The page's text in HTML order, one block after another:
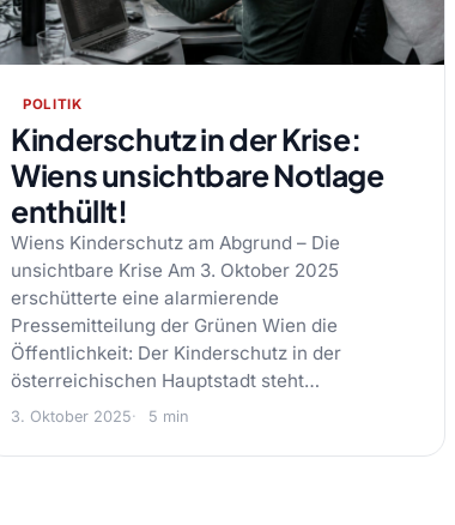
POLITIK
Kinderschutz in der Krise:
Wiens unsichtbare Notlage
enthüllt!
Wiens Kinderschutz am Abgrund – Die
unsichtbare Krise Am 3. Oktober 2025
erschütterte eine alarmierende
Pressemitteilung der Grünen Wien die
Öffentlichkeit: Der Kinderschutz in der
österreichischen Hauptstadt steht…
3. Oktober 2025 5 min